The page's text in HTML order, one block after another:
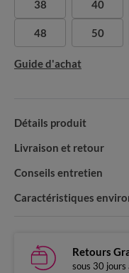
38 40
48 50
Guide d'achat
Détails produit
Livraison et retour
Conseils entretien
Caractéristiques
Retours
sous 30 jours